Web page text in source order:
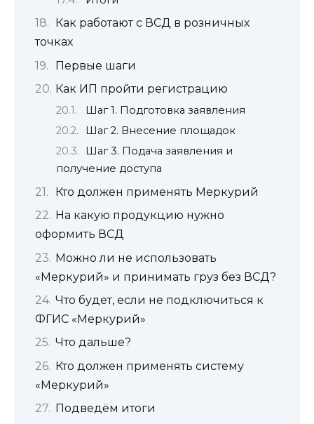
Как работают с ВСД в розничных
точках
Первые шаги
Как ИП пройти регистрацию
Шаг 1. Подготовка заявления
Шаг 2. Внесение площадок
Шаг 3. Подача заявления и
получение доступа
Кто должен применять Меркурий
На какую продукцию нужно
оформить ВСД
Можно ли не использовать
«Меркурий» и принимать груз без ВСД?
Что будет, если не подключиться к
ФГИС «Меркурий»
Что дальше?
Кто должен применять систему
«Меркурий»
Подведём итоги